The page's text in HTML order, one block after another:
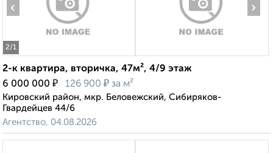
2/1
‹ ›
2-к квартира, вторичка, 47м², 4/9 этаж
6 000 000 ₽ 126 900 ₽ за м²
Кировский район, мкр. Беловежский, Сибиряков-
Гвардейцев 44/6
Агентство, 04.08.2026